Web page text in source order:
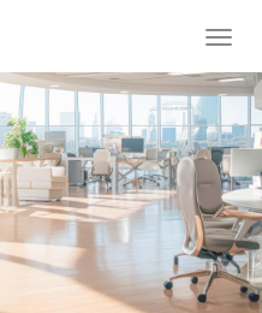
T
g
l
e
n
a
v
i